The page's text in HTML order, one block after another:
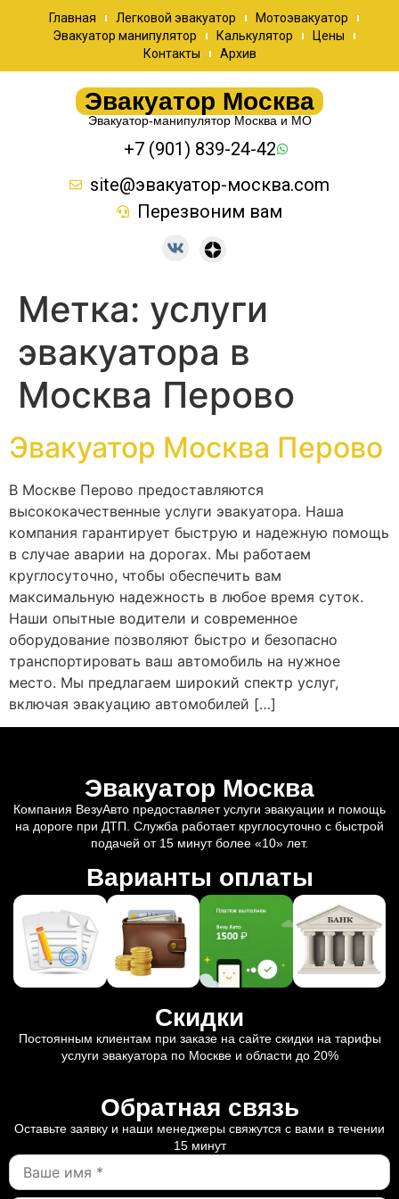
Главная Легковой эвакуатор
Мотоэвакуатор
Эвакуатор манипулятор
Калькулятор
Цены
Контакты
Архив
Эвакуатор Москва
Эвакуатор-манипулятор Москва и МО
+7 (901) 839-24-42
site@эвакуатор-москва.com
Перезвоним вам
Метка: услуги
эвакуатора в
Москва Перово
Эвакуатор Москва Перово
В Москве Перово предоставляются
высококачественные услуги эвакуатора. Наша
компания гарантирует быструю и надежную помощь
в случае аварии на дорогах. Мы работаем
круглосуточно, чтобы обеспечить вам
максимальную надежность в любое время суток.
Наши опытные водители и современное
оборудование позволяют быстро и безопасно
транспортировать ваш автомобиль на нужное
место. Мы предлагаем широкий спектр услуг,
включая эвакуацию автомобилей […]
Эвакуатор Москва
Компания ВезуАвто предоставляет услуги эвакуации и помощь
на дороге при ДТП. Служба работает круглосуточно с быстрой
подачей от 15 минут более «10» лет.
Варианты оплаты
Скидки
Постоянным клиентам при заказе на сайте скидки на тарифы
услуги эвакуатора по Москве и области до 20%
Обратная связь
Оставьте заявку и наши менеджеры свяжутся с вами в течении
15 минут